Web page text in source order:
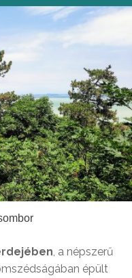
, a népszerű
épült